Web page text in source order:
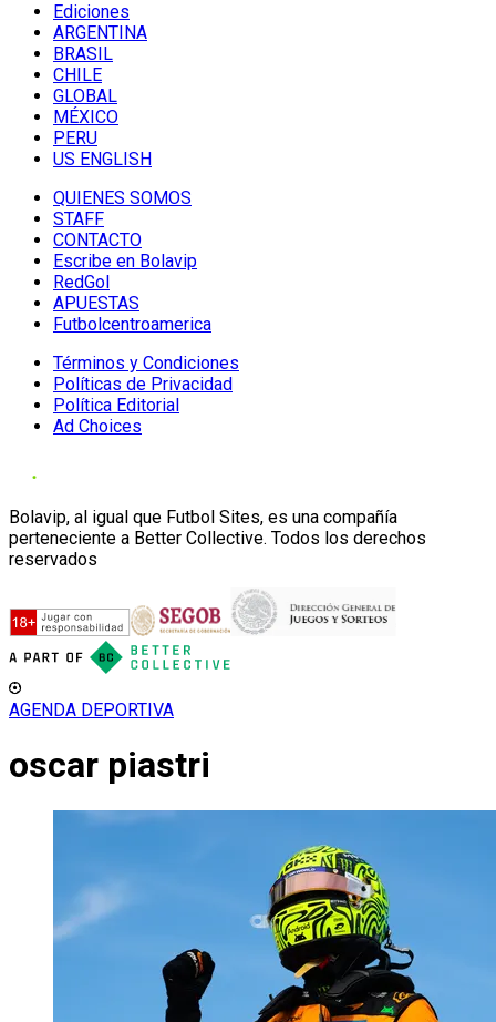
Ediciones
ARGENTINA
BRASIL
CHILE
GLOBAL
MÉXICO
PERU
US ENGLISH
QUIENES SOMOS
STAFF
CONTACTO
Escribe en Bolavip
RedGol
APUESTAS
Futbolcentroamerica
Términos y Condiciones
Políticas de Privacidad
Política Editorial
Ad Choices
Bolavip, al igual que Futbol Sites, es una compañía
perteneciente a Better Collective. Todos los derechos
reservados
AGENDA DEPORTIVA
oscar piastri